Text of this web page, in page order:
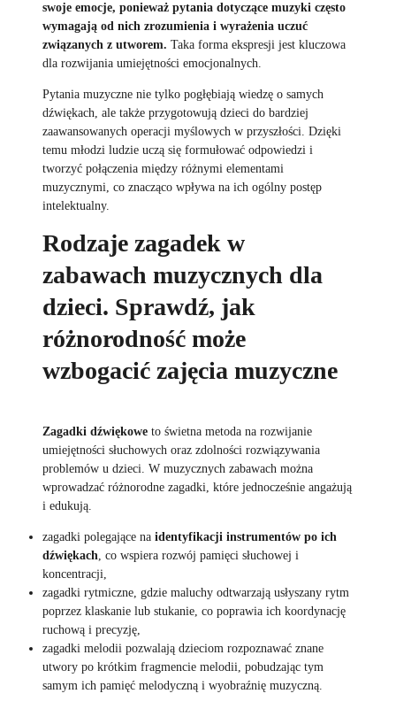
swoje emocje, ponieważ pytania dotyczące muzyki często
wymagają od nich zrozumienia i wyrażenia uczuć
związanych z utworem. Taka forma ekspresji jest kluczowa
dla rozwijania umiejętności emocjonalnych.
Pytania muzyczne nie tylko pogłębiają wiedzę o samych
dźwiękach, ale także przygotowują dzieci do bardziej
zaawansowanych operacji myślowych w przyszłości. Dzięki
temu młodzi ludzie uczą się formułować odpowiedzi i
tworzyć połączenia między różnymi elementami
muzycznymi, co znacząco wpływa na ich ogólny postęp
intelektualny.
Rodzaje zagadek w
zabawach muzycznych dla
dzieci. Sprawdź, jak
różnorodność może
wzbogacić zajęcia muzyczne
Zagadki dźwiękowe to świetna metoda na rozwijanie
umiejętności słuchowych oraz zdolności rozwiązywania
problemów u dzieci. W muzycznych zabawach można
wprowadzać różnorodne zagadki, które jednocześnie angażują
i edukują.
zagadki polegające na identyfikacji instrumentów po ich
dźwiękach, co wspiera rozwój pamięci słuchowej i
koncentracji,
zagadki rytmiczne, gdzie maluchy odtwarzają usłyszany rytm
poprzez klaskanie lub stukanie, co poprawia ich koordynację
ruchową i precyzję,
zagadki melodii pozwalają dzieciom rozpoznawać znane
utwory po krótkim fragmencie melodii, pobudzając tym
samym ich pamięć melodyczną i wyobraźnię muzyczną.